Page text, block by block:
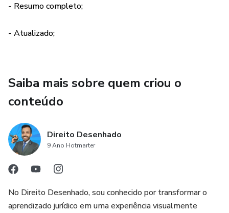
Aqui, a didática e a simplicidade caminham lado a lado,
- Resumo completo;
- Atualizado;
Saiba mais sobre quem criou o
conteúdo
Direito Desenhado
9 Ano Hotmarter
No Direito Desenhado, sou conhecido por transformar o
aprendizado jurídico em uma experiência visualmente